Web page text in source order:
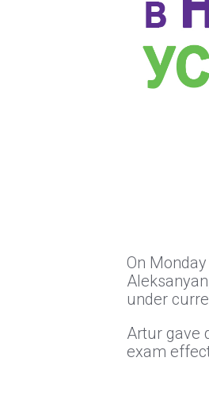
On
under
Artur gave
exam